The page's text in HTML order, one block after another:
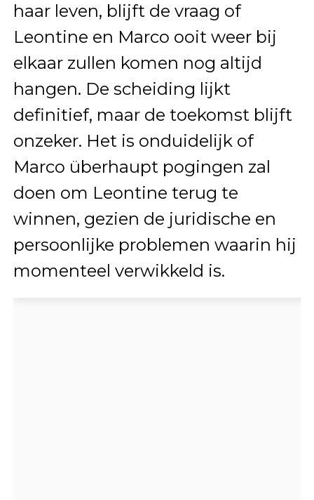
haar leven, blijft de vraag of
Leontine en Marco ooit weer bij
elkaar zullen komen nog altijd
hangen. De scheiding lijkt
definitief, maar de toekomst blijft
onzeker. Het is onduidelijk of
Marco überhaupt pogingen zal
doen om Leontine terug te
winnen, gezien de juridische en
persoonlijke problemen waarin hij
momenteel verwikkeld is.